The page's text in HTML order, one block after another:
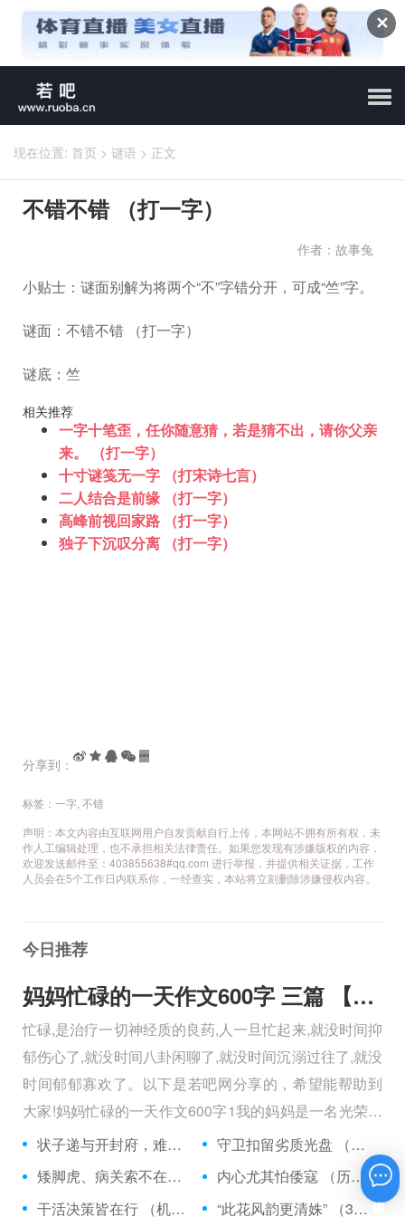
✕
现在位置: 首页 > 谜语 > 正文
不错不错 （打一字）
作者：故事兔
小贴士：谜面别解为将两个“不”字错分开，可成“竺”字。
谜面：不错不错 （打一字）
谜底：竺
相关推荐
一字十笔歪，任你随意猜，若是猜不出，请你父亲
来。 （打一字）
十寸谜笺无一字 （打宋诗七言）
二人结合是前缘 （打一字）
高峰前视回家路 （打一字）
独子下沉叹分离 （打一字）
分享到：
标签： 一字 不错
声明：本文内容由互联网用户自发贡献自行上传，本网站不拥有所有权，未
作人工编辑处理，也不承担相关法律责任。如果您发现有涉嫌版权的内容，
欢迎发送邮件至：403855638#qq.com 进行举报，并提供相关证据，工作
人员会在5个工作日内联系你，一经查实，本站将立刻删除涉嫌侵权内容。
今日推荐
妈妈忙碌的一天作文600字 三篇 【600字】
忙碌,是治疗一切神经质的良药,人一旦忙起来,就没时间抑
郁伤心了,就没时间八卦闲聊了,就没时间沉溺过往了,就没
时间郁郁寡欢了。以下是若吧网分享的，希望能帮助到
大家!妈妈忙碌的一天作文600字1我的妈妈是一名光荣的
人民警察，她总有做不完的事情。
状子递与开封府，难忍怒气心中生 （5字口语）
守卫扣留劣质光盘 （5字常言）
矮脚虎、病关索不在，智多星、行者前往此处 （七字俗语）
内心尤其怕倭寇 （历法用语一卷帘）
干活决策皆在行 （机构简称二）
“此花风韵更清姝” （3字手机品牌）